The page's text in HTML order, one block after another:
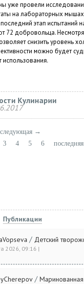
уже провели
на лабораторных
этап испытаний
72 добровольца.
снизить уровень
можно будет
использования.
Кулинарии
следующая →
3 4 5 6 последняя
Публикации
/ Детский
2026, 09:16 |
/